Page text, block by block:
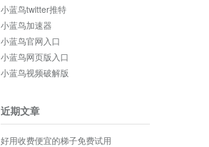
小蓝鸟twitter推特
小蓝鸟加速器
小蓝鸟官网入口
小蓝鸟网页版入口
小蓝鸟视频破解版
近期文章
好用收费便宜的梯子免费试用